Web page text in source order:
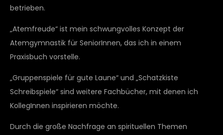
betrieben.
„Atemfreude“ ist mein schwungvolles Konzept der
Atemgymnastik für SeniorInnen, das ich in einem
Praxisbuch vorstelle.
„Gruppenspiele für gute Laune“ und „Schatzkiste
Schreibspiele“ sind weitere Fachbücher, mit denen ich
KollegInnen inspirieren möchte.
Durch die große Nachfrage an spirituellen Themen